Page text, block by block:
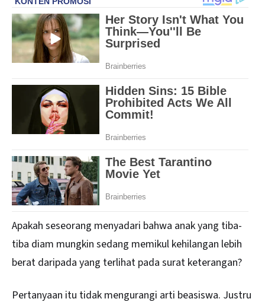
Apakah seseorang menyadari bahwa anak yang tiba-
tiba diam mungkin sedang memikul kehilangan lebih
berat daripada yang terlihat pada surat keterangan?
Pertanyaan itu tidak mengurangi arti beasiswa. Justru